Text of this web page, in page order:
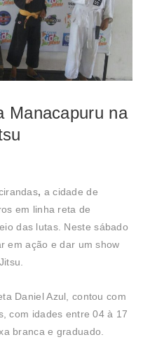
Manacapuru na
, a cidade de
em linha reta de
das lutas. Neste sábado
em ação e dar um show
Daniel Azul, contou com
com idades entre 04 à 17
branca e graduado.